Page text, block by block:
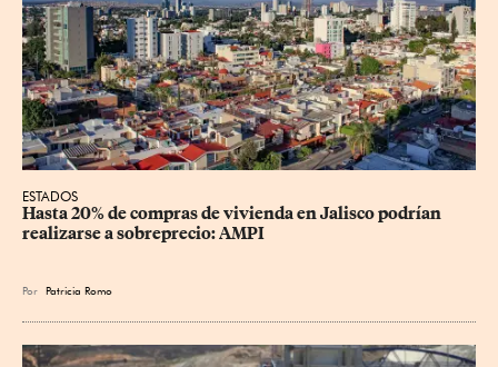
ESTADOS
Hasta 20% de compras de vivienda en Jalisco podrían
realizarse a sobreprecio: AMPI
Por Patricia Romo